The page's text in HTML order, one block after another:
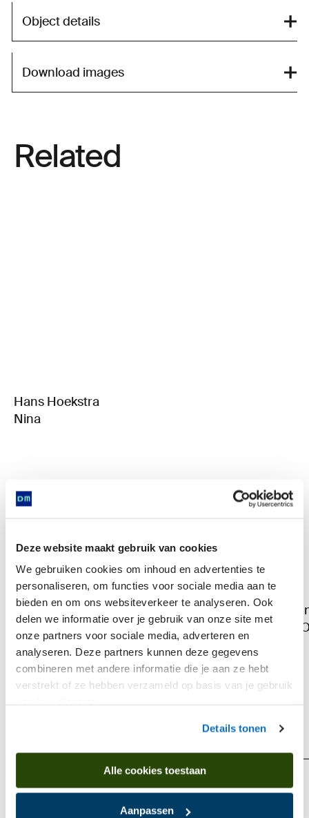
Deze website maakt gebruik van cookies
We gebruiken cookies om inhoud en advertenties te
personaliseren, om functies voor sociale media aan te
bieden en om ons websiteverkeer te analyseren. Ook
delen we informatie over je gebruik van onze site met
onze partners voor sociale media, adverteren en
analyseren. Deze partners kunnen deze gegevens
combineren met andere informatie die je aan ze hebt
verstrekt of ze hebben verzameld op basis van je gebruik
Details tonen
Alle cookies toestaan
Aanpassen
Object details
Download images
Related
Hans Hoekstra
Nina